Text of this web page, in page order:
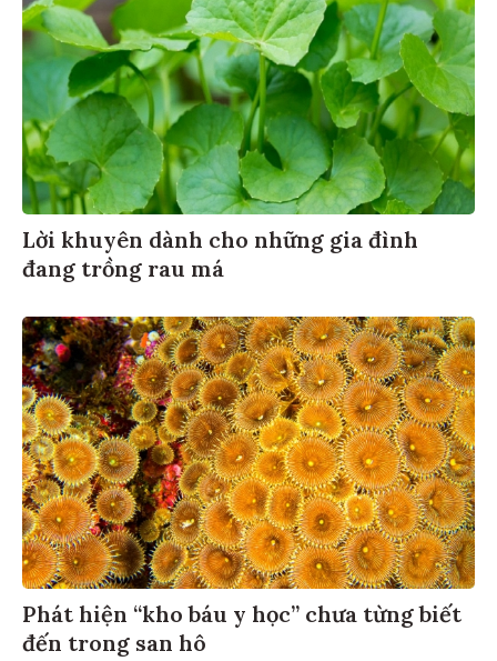
Lời khuyên dành cho những gia đình
đang trồng rau má
Phát hiện “kho báu y học” chưa từng biết
đến trong san hô